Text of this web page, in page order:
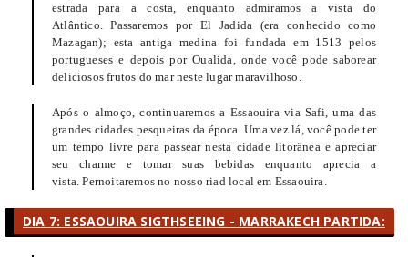
estrada para a costa, enquanto admiramos a vista do
Atlântico. Passaremos por El Jadida (era conhecido como
Mazagan); esta antiga medina foi fundada em 1513 pelos
portugueses e depois por Oualida, onde você pode saborear
deliciosos frutos do mar neste lugar maravilhoso.
Após o almoço, continuaremos a Essaouira via Safi, uma das
grandes cidades pesqueiras da época. Uma vez lá, você pode ter
um tempo livre para passear nesta cidade litorânea e apreciar
seu charme e tomar suas bebidas enquanto aprecia a
vista. Pernoitaremos no nosso riad local em Essaouira.
DIA 7: ESSAOUIRA SIGTHSEEING - MARRAKECH PARTIDA: